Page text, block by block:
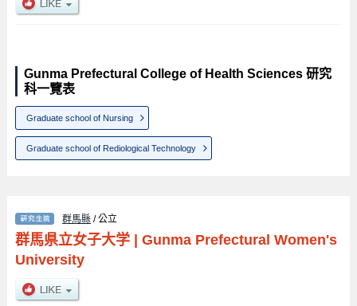
Gunma Prefectural College of Health Sciences 研究
科一覽表
Graduate school of Nursing
Graduate school of Rediological Technology
群馬縣 / 公立
群馬県立女子大学| Gunma Prefectural Women's
University